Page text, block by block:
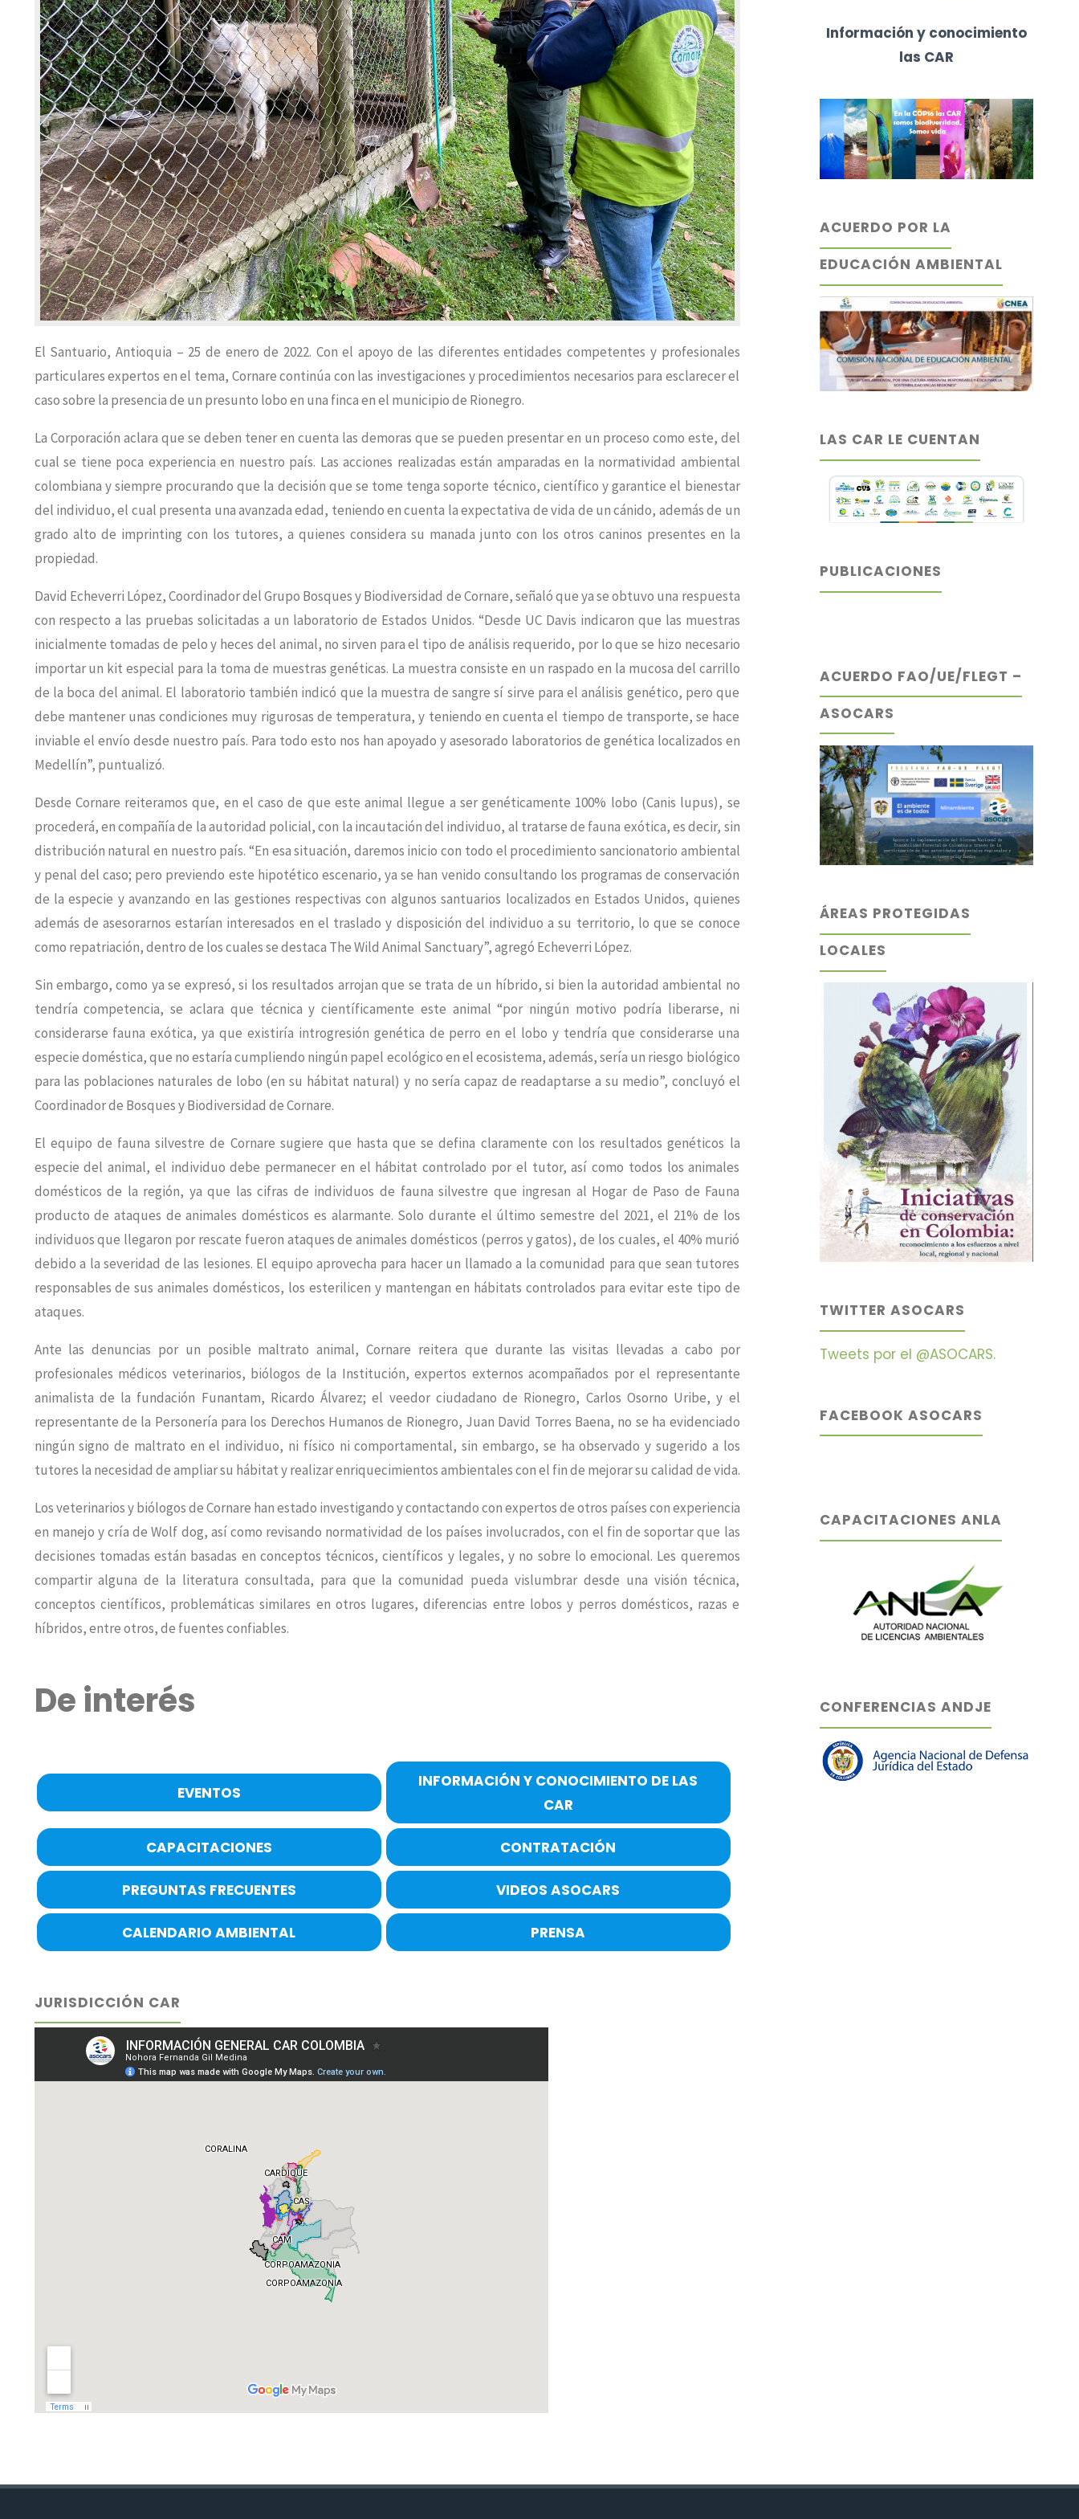
El Santuario, Antioquia – 25 de enero de 2022. Con el apoyo de las diferentes entidades competentes y profesionales
particulares expertos en el tema, Cornare continúa con las investigaciones y procedimientos necesarios para esclarecer el
caso sobre la presencia de un presunto lobo en una finca en el municipio de Rionegro.
La Corporación aclara que se deben tener en cuenta las demoras que se pueden presentar en un proceso como este, del
cual se tiene poca experiencia en nuestro país. Las acciones realizadas están amparadas en la normatividad ambiental
colombiana y siempre procurando que la decisión que se tome tenga soporte técnico, científico y garantice el bienestar
del individuo, el cual presenta una avanzada edad, teniendo en cuenta la expectativa de vida de un cánido, además de un
grado alto de imprinting con los tutores, a quienes considera su manada junto con los otros caninos presentes en la
propiedad.
David Echeverri López, Coordinador del Grupo Bosques y Biodiversidad de Cornare, señaló que ya se obtuvo una respuesta
con respecto a las pruebas solicitadas a un laboratorio de Estados Unidos. “Desde UC Davis indicaron que las muestras
inicialmente tomadas de pelo y heces del animal, no sirven para el tipo de análisis requerido, por lo que se hizo necesario
importar un kit especial para la toma de muestras genéticas. La muestra consiste en un raspado en la mucosa del carrillo
de la boca del animal. El laboratorio también indicó que la muestra de sangre sí sirve para el análisis genético, pero que
debe mantener unas condiciones muy rigurosas de temperatura, y teniendo en cuenta el tiempo de transporte, se hace
inviable el envío desde nuestro país. Para todo esto nos han apoyado y asesorado laboratorios de genética localizados en
Medellín”, puntualizó.
Desde Cornare reiteramos que, en el caso de que este animal llegue a ser genéticamente 100% lobo (Canis lupus), se
procederá, en compañía de la autoridad policial, con la incautación del individuo, al tratarse de fauna exótica, es decir, sin
distribución natural en nuestro país. “En esa situación, daremos inicio con todo el procedimiento sancionatorio ambiental
y penal del caso; pero previendo este hipotético escenario, ya se han venido consultando los programas de conservación
de la especie y avanzando en las gestiones respectivas con algunos santuarios localizados en Estados Unidos, quienes
además de asesorarnos estarían interesados en el traslado y disposición del individuo a su territorio, lo que se conoce
como repatriación, dentro de los cuales se destaca The Wild Animal Sanctuary”, agregó Echeverri López.
Sin embargo, como ya se expresó, si los resultados arrojan que se trata de un híbrido, si bien la autoridad ambiental no
tendría competencia, se aclara que técnica y científicamente este animal “por ningún motivo podría liberarse, ni
considerarse fauna exótica, ya que existiría introgresión genética de perro en el lobo y tendría que considerarse una
especie doméstica, que no estaría cumpliendo ningún papel ecológico en el ecosistema, además, sería un riesgo biológico
para las poblaciones naturales de lobo (en su hábitat natural) y no sería capaz de readaptarse a su medio”, concluyó el
Coordinador de Bosques y Biodiversidad de Cornare.
El equipo de fauna silvestre de Cornare sugiere que hasta que se defina claramente con los resultados genéticos la
especie del animal, el individuo debe permanecer en el hábitat controlado por el tutor, así como todos los animales
domésticos de la región, ya que las cifras de individuos de fauna silvestre que ingresan al Hogar de Paso de Fauna
producto de ataques de animales domésticos es alarmante. Solo durante el último semestre del 2021, el 21% de los
individuos que llegaron por rescate fueron ataques de animales domésticos (perros y gatos), de los cuales, el 40% murió
debido a la severidad de las lesiones. El equipo aprovecha para hacer un llamado a la comunidad para que sean tutores
responsables de sus animales domésticos, los esterilicen y mantengan en hábitats controlados para evitar este tipo de
ataques.
Ante las denuncias por un posible maltrato animal, Cornare reitera que durante las visitas llevadas a cabo por
profesionales médicos veterinarios, biólogos de la Institución, expertos externos acompañados por el representante
animalista de la fundación Funantam, Ricardo Álvarez; el veedor ciudadano de Rionegro, Carlos Osorno Uribe, y el
representante de la Personería para los Derechos Humanos de Rionegro, Juan David Torres Baena, no se ha evidenciado
ningún signo de maltrato en el individuo, ni físico ni comportamental, sin embargo, se ha observado y sugerido a los
tutores la necesidad de ampliar su hábitat y realizar enriquecimientos ambientales con el fin de mejorar su calidad de vida.
Los veterinarios y biólogos de Cornare han estado investigando y contactando con expertos de otros países con experiencia
en manejo y cría de Wolf dog, así como revisando normatividad de los países involucrados, con el fin de soportar que las
decisiones tomadas están basadas en conceptos técnicos, científicos y legales, y no sobre lo emocional. Les queremos
compartir alguna de la literatura consultada, para que la comunidad pueda vislumbrar desde una visión técnica,
conceptos científicos, problemáticas similares en otros lugares, diferencias entre lobos y perros domésticos, razas e
híbridos, entre otros, de fuentes confiables.
De interés
EVENTOS
INFORMACIÓN Y CONOCIMIENTO DE LAS
CAR
CAPACITACIONES CONTRATACIÓN
PREGUNTAS FRECUENTES VIDEOS ASOCARS
CALENDARIO AMBIENTAL PRENSA
JURISDICCIÓN CAR
Información y conocimiento
las CAR
ACUERDO POR LA
EDUCACIÓN AMBIENTAL
LAS CAR LE CUENTAN
PUBLICACIONES
ACUERDO FAO/UE/FLEGT –
ASOCARS
ÁREAS PROTEGIDAS
LOCALES
TWITTER ASOCARS
Tweets por el @ASOCARS.
FACEBOOK ASOCARS
CAPACITACIONES ANLA
CONFERENCIAS ANDJE